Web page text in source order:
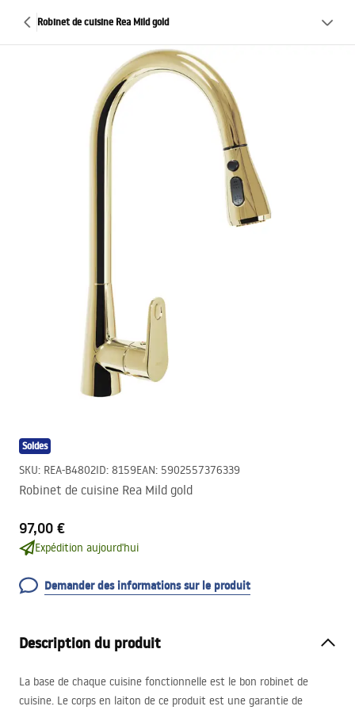
Robinet de cuisine Rea Mild gold
Soldes
SKU: REA-B4802ID: 8159EAN: 5902557376339
Robinet de cuisine Rea Mild gold
97,00 €
Expédition aujourd'hui
Demander des informations sur le produit
Description du produit
La base de chaque cuisine fonctionnelle est le bon robinet de
cuisine. Le corps en laiton de ce produit est une garantie de